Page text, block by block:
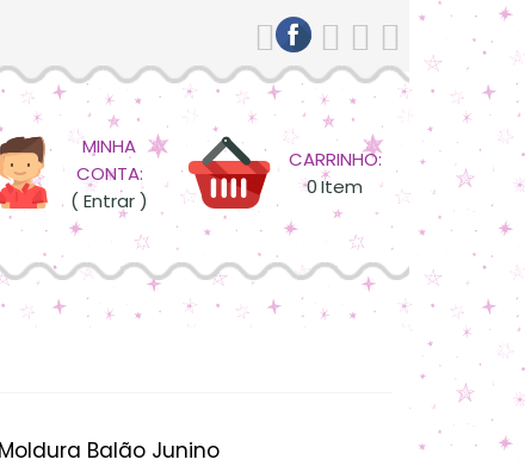
MINHA
CONTA:
( Entrar )
CARRINHO:
0Item
Balão Junino